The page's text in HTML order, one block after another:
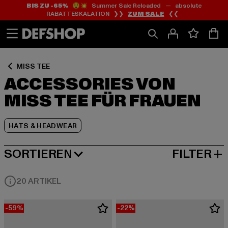
Zum
Inhalt
springen
Zum
Fußzeile
springen
BIS ZU -65%😲💥 Summer Sale Reloaded — absolute
RABATTESKALATION ❯❯ ZUM SALE ❮❮
MISS TEE
ACCESSORIES VON
MISS TEE FÜR FRAUEN
HATS & HEADWEAR
Zum
Produktraster
springen
SORTIEREN
BELIEBTESTE FILTER
20 ARTIKEL
-59% -22%